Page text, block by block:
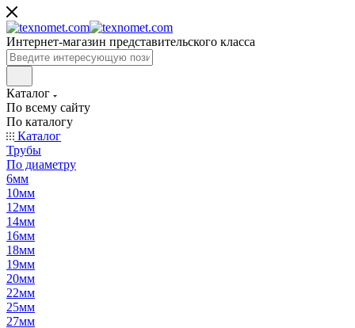
Интернет-магазин представительского класса
Каталог
По всему сайту
По каталогу
Каталог
Трубы
По диаметру
6мм
10мм
12мм
14мм
16мм
18мм
19мм
20мм
22мм
25мм
27мм